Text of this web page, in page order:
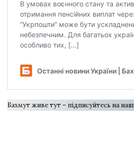
Бахмут живе тут – підписуйтесь на наш